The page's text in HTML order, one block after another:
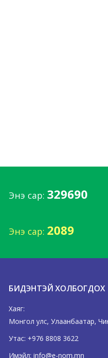
Энэ сар: 329690
Энэ сар: 2089
БИДЭНТЭЙ ХОЛБОГДОХ
Хаяг:
Монгол улс, Улаанбаатар,
Утас: +976 8808 3622
Имэйл: info@e-nom.mn